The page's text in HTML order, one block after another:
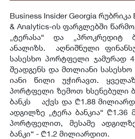
Business Insider Georgia რუბრიკა
& Analytics-ის ფარგლებში
„ტერასა“ და „პროკრედიტ
ანალიზს. აღნიშნული
სასესხო პორტფელი ჯამურად
შეადგენს და მთლიანი
იანი წილი უჭირავთ.
პორტფელი ზემოთ ხსენებული
ბანკს აქვს და ₾1.88
ადგილზე „ტერა ბანკია“ ₾1.36
პორტფელით, მესამე
ბანკი“ - ₾1.2 მილიარდით.